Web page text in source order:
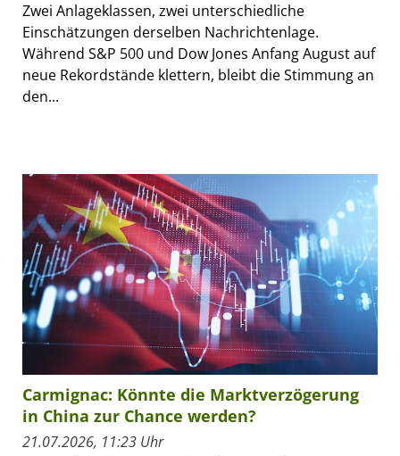
Zwei Anlageklassen, zwei unterschiedliche
Einschätzungen derselben Nachrichtenlage.
Während S&P 500 und Dow Jones Anfang August auf
neue Rekordstände klettern, bleibt die Stimmung an
den...
Carmignac: Könnte die Marktverzögerung
in China zur Chance werden?
21.07.2026, 11:23 Uhr